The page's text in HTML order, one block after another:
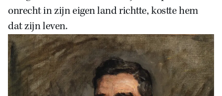
Zoek
onrecht in zijn eigen land richtte, kostte hem
dat zijn leven.